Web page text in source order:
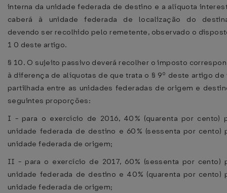
interna da unidade federada de destino e a alíquota
caberá à unidade federada de localização do
devendo ser recolhido pelo remetente, observado o
1 0 deste artigo.
§ 10. O sujeito passivo deverá recolher o imposto
à diferença de alíquotas de que trata o § 9º deste artigo de
partilhada entre as unidades federadas de origem e
seguintes proporções:
I - para o exercício de 2016, 40% (quarenta por cento)
unidade federada de destino e 60% (sessenta por cento)
unidade federada de origem;
II - para o exercício de 2017, 60% (sessenta por cento)
unidade federada de destino e 40% (quarenta por cento)
unidade federada de origem;